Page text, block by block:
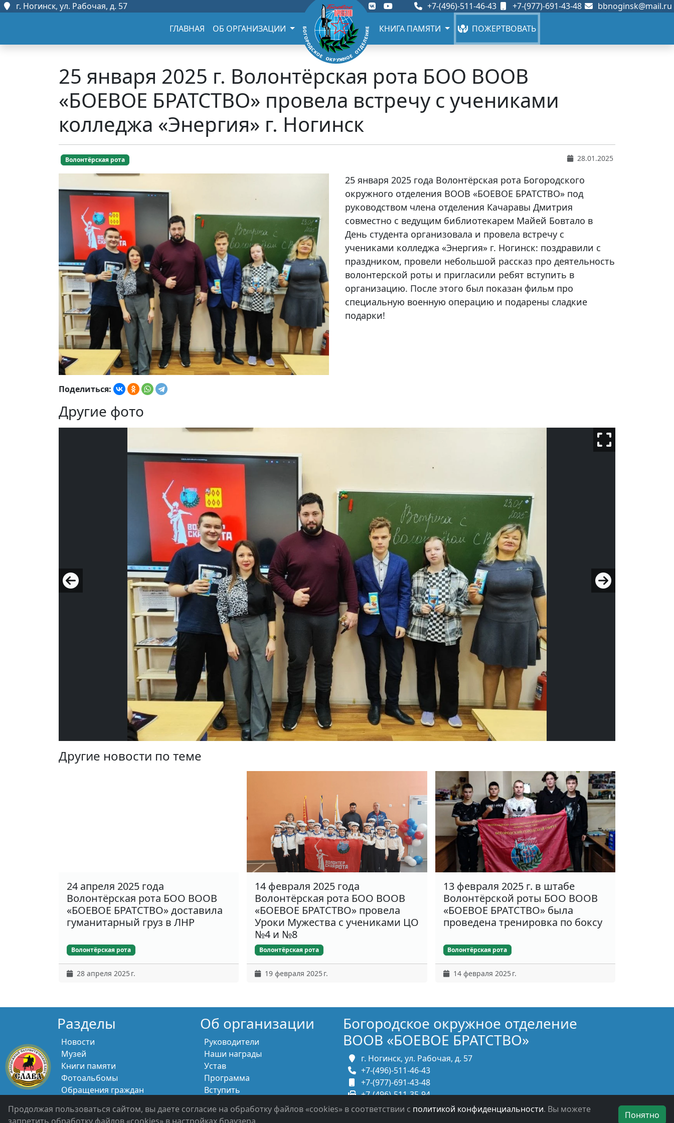
г. Ногинск, ул. Рабочая, д. 57 +7-(496)-511-46-43 +7-(977)-691-43-48 bbnoginsk@mail.ru
ГЛАВНАЯ ОБ ОРГАНИЗАЦИИ КНИГА ПАМЯТИ ПОЖЕРТВОВАТЬ
25 января 2025 г. Волонтёрская рота БОО ВООВ
«БОЕВОЕ БРАТСТВО» провела встречу с учениками
колледжа «Энергия» г. Ногинск
Волонтёрская рота 28.01.2025
25 января 2025 года Волонтёрская рота Богородского
окружного отделения ВООВ «БОЕВОЕ БРАТСТВО» под
руководством члена отделения Качаравы Дмитрия
совместно с ведущим библиотекарем Майей Бовтало в
День студента организовала и провела встречу с
учениками колледжа «Энергия» г. Ногинск: поздравили с
праздником, провели небольшой рассказ про деятельность
волонтерской роты и пригласили ребят вступить в
организацию. После этого был показан фильм про
специальную военную операцию и подарены сладкие
подарки!
Поделиться:
Другие фото
Другие новости по теме
24 апреля 2025 года
Волонтёрская рота БОО ВООВ
«БОЕВОЕ БРАТСТВО» доставила
гуманитарный груз в ЛНР
Волонтёрская рота
28 апреля 2025 г.
14 февраля 2025 года
Волонтёрская рота БОО ВООВ
«БОЕВОЕ БРАТСТВО» провела
Уроки Мужества с учениками ЦО
№4 и №8
Волонтёрская рота
19 февраля 2025 г.
13 февраля 2025 г. в штабе
Волонтёрской роты БОО ВООВ
«БОЕВОЕ БРАТСТВО» была
проведена тренировка по боксу
Волонтёрская рота
14 февраля 2025 г.
Разделы
Новости
Музей
Книги памяти
Фотоальбомы
Обращения граждан
семьям
Об организации
Руководители
Наши награды
Устав
Программа
Вступить
Богородское окружное отделение
ВООВ «БОЕВОЕ БРАТСТВО»
г. Ногинск, ул. Рабочая, д. 57
+7-(496)-511-46-43
+7-(977)-691-43-48
+7-(496)-511-35-94
bbnoginsk@mail.ru
Продолжая пользоваться сайтом, вы даете согласие на обработку файлов «cookies» в соответствии с политикой конфиденциальности. Вы можете
Понятно